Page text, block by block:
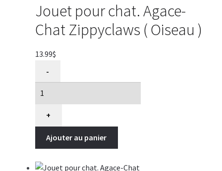
Jouet pour chat. Agace-
Chat Zippyclaws ( Oiseau )
13.99$
Jouet
chat.
Agace-
Chat
Zippyclaws
(
-
+
Ajouter au panier